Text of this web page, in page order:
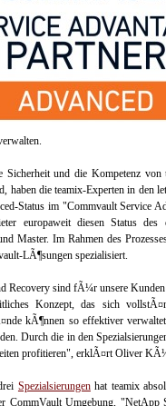
Sicherheit und die Kompetenz
haben die teamix-Experten in den
Status im "Commvault Service
europaweit diesen Status
Master. Im Rahmen des
LÃ¶sungen spezialisiert.
Recovery sind fÃ¼r unsere
Konzept, das sich
kÃ¶nnen so effektiver
Durch die in den
profitieren", erklÃ¤rt Oliver
Spezialsierungenhat teamix
CommVault Umgebung, "NetApp